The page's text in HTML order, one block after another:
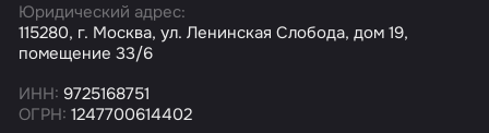
Юридический адрес:
115280, г. Москва, ул. Ленинская Слобода, дом 19,
помещение 33/6
ИНН: 9725168751
ОГРН: 1247700614402